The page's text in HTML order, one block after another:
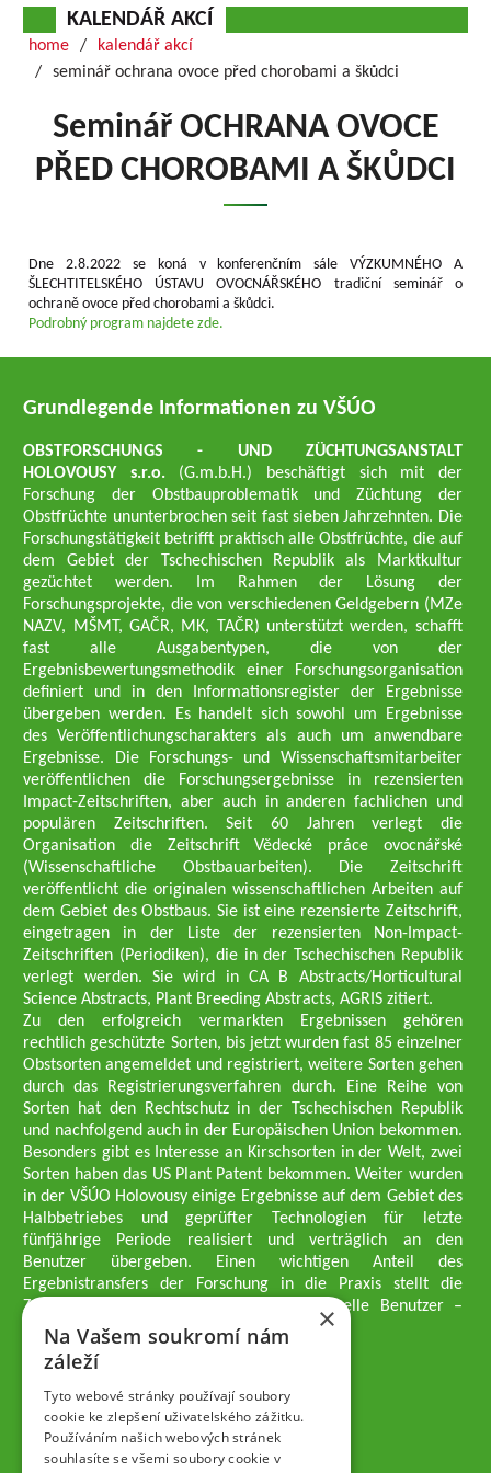
KALENDÁŘ AKCÍ
home
kalendář akcí
seminář ochrana ovoce před chorobami a škůdci
Seminář OCHRANA OVOCE
PŘED CHOROBAMI A ŠKŮDCI
Dne 2.8.2022 se koná v konferenčním sále VÝZKUMNÉHO A
ŠLECHTITELSKÉHO ÚSTAVU OVOCNÁŘSKÉHO tradiční seminář o
ochraně ovoce před chorobami a škůdci.
Podrobný program najdete zde.
Grundlegende Informationen zu VŠÚO
OBSTFORSCHUNGS - UND ZÜCHTUNGSANSTALT
HOLOVOUSY s.r.o. (G.m.b.H.) beschäftigt sich mit der
Forschung der Obstbauproblematik und Züchtung der
Obstfrüchte ununterbrochen seit fast sieben Jahrzehnten. Die
Forschungstätigkeit betrifft praktisch alle Obstfrüchte, die auf
dem Gebiet der Tschechischen Republik als Marktkultur
gezüchtet werden. Im Rahmen der Lösung der
Forschungsprojekte, die von verschiedenen Geldgebern (MZe
NAZV, MŠMT, GAČR, MK, TAČR) unterstützt werden, schafft
fast alle Ausgabentypen, die von der
Ergebnisbewertungsmethodik einer Forschungsorganisation
definiert und in den Informationsregister der Ergebnisse
übergeben werden. Es handelt sich sowohl um Ergebnisse
des Veröffentlichungscharakters als auch um anwendbare
Ergebnisse. Die Forschungs- und Wissenschaftsmitarbeiter
veröffentlichen die Forschungsergebnisse in rezensierten
Impact-Zeitschriften, aber auch in anderen fachlichen und
populären Zeitschriften. Seit 60 Jahren verlegt die
Organisation die Zeitschrift Vědecké práce ovocnářské
(Wissenschaftliche Obstbauarbeiten). Die Zeitschrift
veröffentlicht die originalen wissenschaftlichen Arbeiten auf
dem Gebiet des Obstbaus. Sie ist eine rezensierte Zeitschrift,
eingetragen in der Liste der rezensierten Non-Impact-
Zeitschriften (Periodiken), die in der Tschechischen Republik
verlegt werden. Sie wird in CA B Abstracts/Horticultural
Science Abstracts, Plant Breeding Abstracts, AGRIS zitiert.
Zu den erfolgreich vermarkten Ergebnissen gehören
rechtlich geschützte Sorten, bis jetzt wurden fast 85 einzelner
Obstsorten angemeldet und registriert, weitere Sorten gehen
durch das Registrierungsverfahren durch. Eine Reihe von
Sorten hat den Rechtschutz in der Tschechischen Republik
und nachfolgend auch in der Europäischen Union bekommen.
Besonders gibt es Interesse an Kirschsorten in der Welt, zwei
Sorten haben das US Plant Patent bekommen. Weiter wurden
in der VŠÚO Holovousy einige Ergebnisse auf dem Gebiet des
Halbbetriebes und geprüfter Technologien für letzte
fünfjährige Periode realisiert und verträglich an den
Benutzer übergeben. Einen wichtigen Anteil des
Ergebnistransfers der Forschung in die Praxis stellt die
Züchtungsmethodik dar, die an professionelle Benutzer –
professionelle Obstzüchter übergeben wird.
Geschäftsführer der Gesellschaft
Dipl.-Ing. Tomáš Zmeškal
Dipl.-Ing. Jaroslav Vácha
Gesellschafter
Dipl.-Ing. Jan Blažek, CS c.
×
Na Vašem soukromí nám
záleží
Tyto webové stránky používají soubory
cookie ke zlepšení uživatelského zážitku.
Používáním našich webových stránek
souhlasíte se všemi soubory cookie v